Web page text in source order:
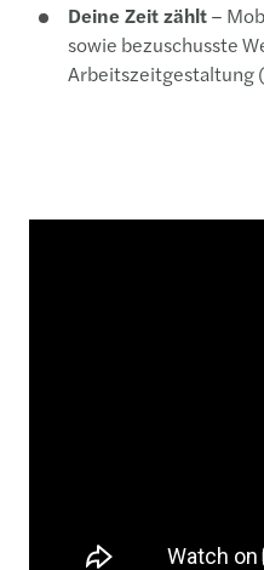
Deine Zeit zählt–
sowie bezuschusste
Arbeitszeitgestaltung